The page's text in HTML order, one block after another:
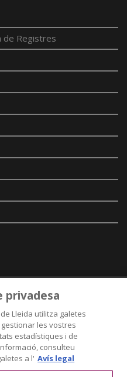
de Registres
privadesa
Lleida utilitza galetes
les vostres
estadístiques i de
consulteu
a l' Avís legal